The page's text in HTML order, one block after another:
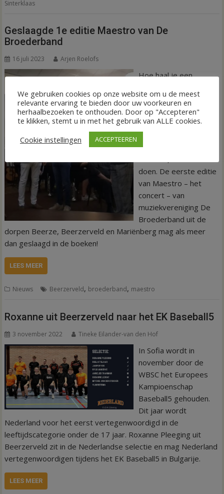
Sinterklaas
Geslaagde 1e editie Maestro van De
Broederband
16 juli 2023 Arjen Roelofs
Hoe haal je een
amusementsprogram
ma van ‘Hilversum’
naar het minder
beminde Beerzerveld?
doen. De eerste editie
van Maestro – het
concert – van
muziekvereniging De
Broederband uit de
dorpen Beerze, Beerzerveld en Mariënberg mag als meer
dan geslaagd in de boeken!
LEES MEER
Nieuws Beerzerveld, broederband, maestro
Roxanne uit Beerzerveld naar het EK Baseball5
3 november 2022 Tineke Eilander-van den Hof
In Sofia wordt in
november door de
WBSC het Europees
Kampioenschap
Baseball5 gehouden.
Dit jaar wordt
Nederland voor het eerst vertegenwoordigd in de
leeftijdscategorie onder de 17 jaar. Roxanne Pleeging uit
Beerzerveld zit in de Nederlandse selectie en mag Nederland
vertegenwoordigen tijdens het EK Baseball5 in Bulgarije.
LEES MEER
We gebruiken cookies op onze website om u de meest
relevante ervaring te bieden door uw voorkeuren en
herhaalbezoeken te onthouden. Door op "Accepteren"
te klikken, stemt u in met het gebruik van ALLE cookies.
Cookie instellingen
ACCEPTEEREN